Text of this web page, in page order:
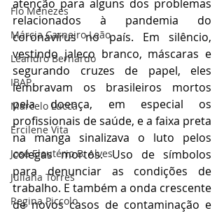
Flo Menezes
Márcia Carneiro Leão
Leandro Bernardo
IBAP
Marcelo Lucca
Ercilene Vita
José Eleutério B. Alves
Juliana Torres
Regina Piccolo
atenção para alguns dos problemas
relacionados à pandemia do
coronavírus no país. Em silêncio,
vestindo jaleco branco, máscaras e
segurando cruzes de papel, eles
lembravam os brasileiros mortos
pela doença, em especial os
profissionais de saúde, e a faixa preta
na manga sinalizava o luto pelos
colegas mortos. Uso de símbolos
para denunciar as condições de
trabalho. E também a onda crescente
de novos casos de contaminação e